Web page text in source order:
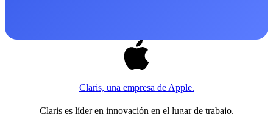
Claris, una empresa de Apple.
Claris es líder en innovación en el lugar de trabajo.